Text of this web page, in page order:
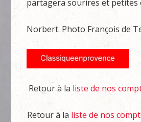
partagera sourires et petites
Norbert. Photo François de
Retour à la liste de nos
Retour à la liste de nos